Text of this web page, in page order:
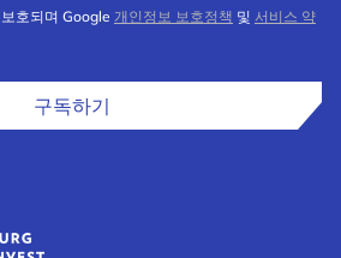
호되며 Google 개인정보 보호정책 및 서비스 약
구독하기